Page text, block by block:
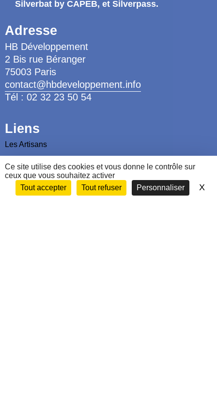
Ce site utilise des cookies et vous donne le contrôle sur
ceux que vous souhaitez activer
Tout accepter
Tout refuser Personnaliser X
Silverbat by CAPEB, et Silverpass.
Adresse
HB Développement
2 Bis rue Béranger
75003 Paris
contact@hbdeveloppement.info
Tél : 02 32 23 50 54
Liens
Les Artisans
Nous contacter